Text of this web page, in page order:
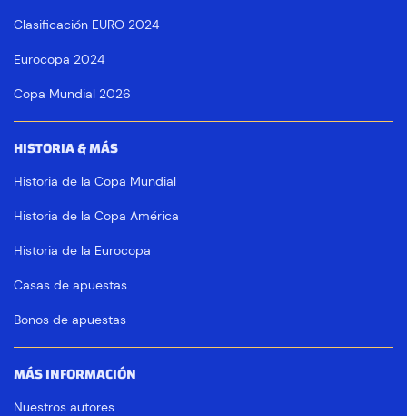
Clasificación EURO 2024
Eurocopa 2024
Copa Mundial 2026
HISTORIA & MÁS
Historia de la Copa Mundial
Historia de la Copa América
Historia de la Eurocopa
Casas de apuestas
Bonos de apuestas
MÁS INFORMACIÓN
Nuestros autores